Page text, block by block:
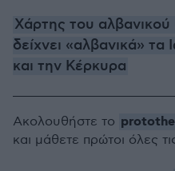
Χάρτης του
δείχνει «αλβανικά»
και την Κέρκυρα
Ακολουθήστε το
και μάθετε πρώτοι όλες